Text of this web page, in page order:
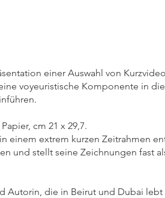
einer Auswahl von
voyeuristische Komponente in
cm 21 x 29,7.
einem extrem kurzen Zeitrahmen
und stellt seine Zeichnungen fast
Autorin, die in Beirut und Dubai